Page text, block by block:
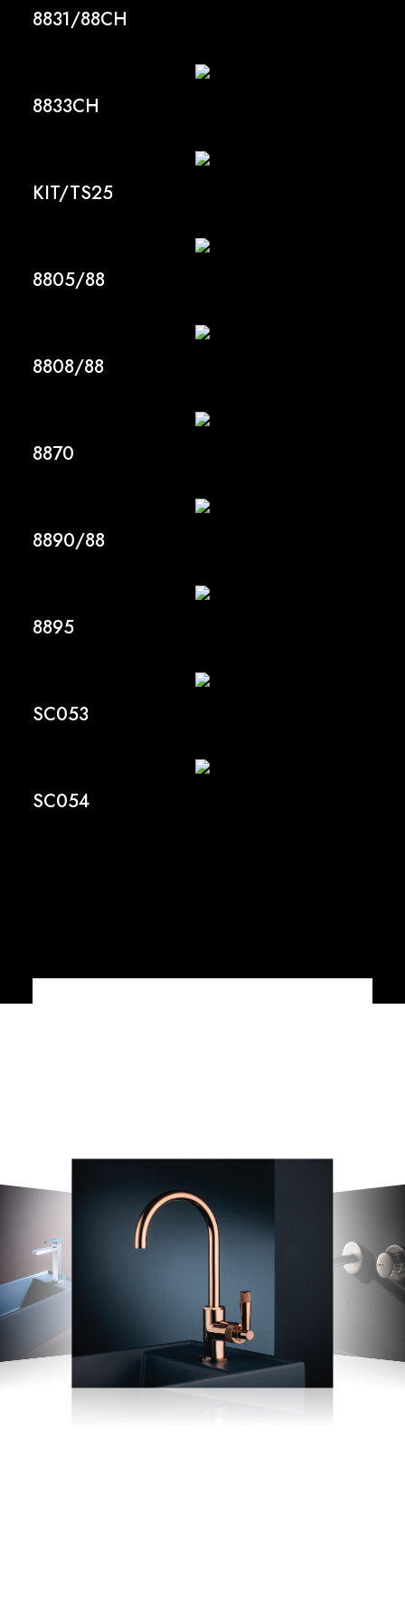
8831/88CH
8833CH
KIT/TS25
8805/88
8808/88
8870
8890/88
8895
SC053
SC054